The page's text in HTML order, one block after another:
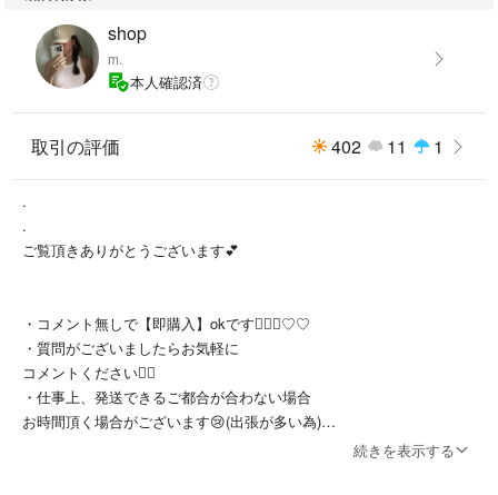
shop
m.
本人確認済
取引の評価 402 11 1
.
.
ご覧頂きありがとうございます💕
・コメント無しで【即購入】okです🙆🏼‍♀️♡♡
・質問がございましたらお気軽に
コメントください👌🏾
・仕事上、発送できるご都合が合わない場合
お時間頂く場合がございます😢(出張が多い為)
続きを表示する